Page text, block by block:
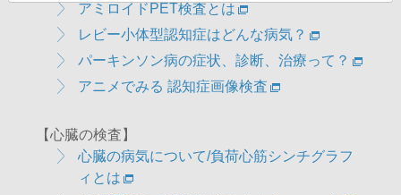
アミロイドPET検査とは
レビー小体型認知症はどんな病気？
パーキンソン病の症状、診断、治療って？
アニメでみる 認知症画像検査
【心臓の検査】
心臓の病気について/負荷心筋シンチグラフ
ィとは